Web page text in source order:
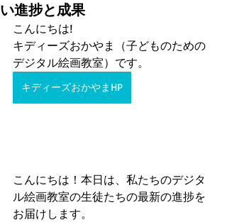
い進捗と成果
こんにちは!
キディーズおかやま（子どものための
デジタル絵画教室）です。
キディーズおかやまHP
こんにちは！本日は、私たちのデジタ
ル絵画教室の生徒たちの最新の進捗を
お届けします。